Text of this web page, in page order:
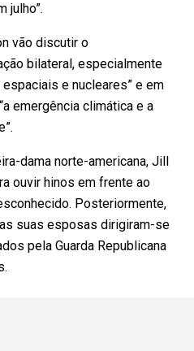
julho”.
vão discutir o
bilateral, especialmente
e nucleares” e em
emergência climática e a
dama norte-americana, Jill
ouvir hinos em frente ao
Posteriormente,
suas esposas dirigiram-se
pela Guarda Republicana